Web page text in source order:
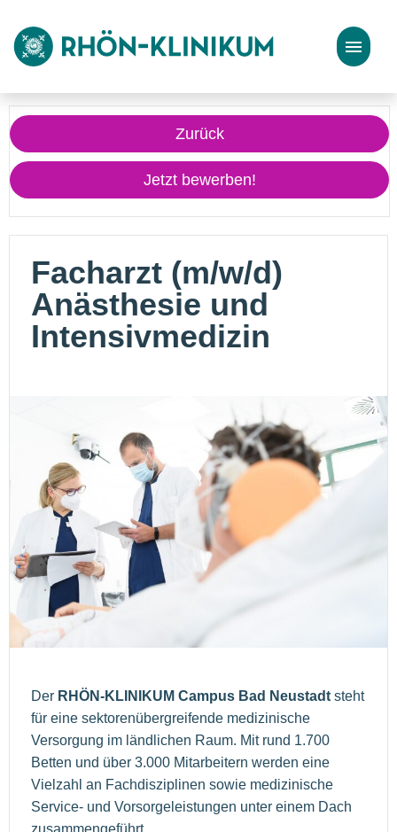
Stellenangebote
Bewerbungstipps
Zurück
Jetzt bewerben!
Facharzt (m/w/d)
Anästhesie und
Intensivmedizin
Der RHÖN-KLINIKUM Campus Bad Neustadt steht
für eine sektorenübergreifende medizinische
Versorgung im ländlichen Raum. Mit rund 1.700
Betten und über 3.000 Mitarbeitern werden eine
Vielzahl an Fachdisziplinen sowie medizinische
Service- und Vorsorgeleistungen unter einem Dach
zusammengeführt.